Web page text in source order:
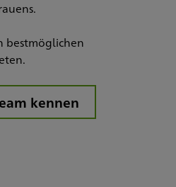
bestmöglichen
kennen